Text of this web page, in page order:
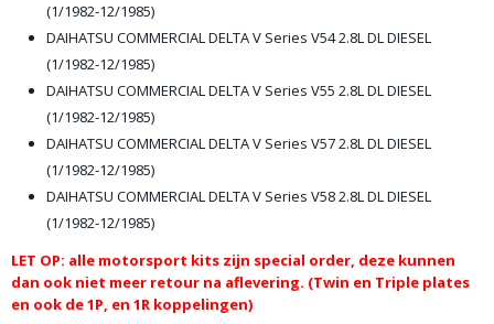
(1/1982-12/1985)
DAIHATSU COMMERCIAL DELTA V Series V54 2.8L DL DIESEL
(1/1982-12/1985)
DAIHATSU COMMERCIAL DELTA V Series V55 2.8L DL DIESEL
(1/1982-12/1985)
DAIHATSU COMMERCIAL DELTA V Series V57 2.8L DL DIESEL
(1/1982-12/1985)
DAIHATSU COMMERCIAL DELTA V Series V58 2.8L DL DIESEL
(1/1982-12/1985)
LET OP: alle motorsport kits zijn special order, deze kunnen
dan ook niet meer retour na aflevering. (Twin en Triple plates
en ook de 1P, en 1R koppelingen)